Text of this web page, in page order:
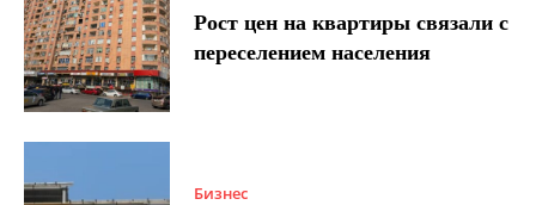
Рост цен на квартиры связали с
переселением населения
Бизнес